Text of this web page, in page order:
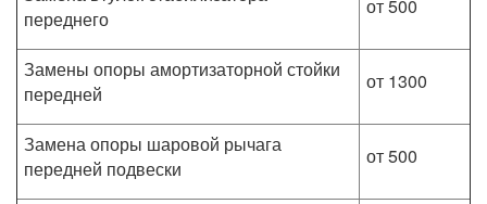
переднего
от 500
Замены опоры амортизаторной стойки
передней
от 1300
Замена опоры шаровой рычага
передней подвески
от 500